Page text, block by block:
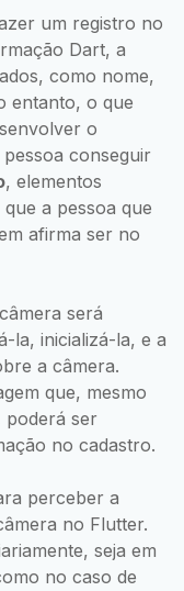
um registro no
Dart, a
como nome,
entanto, o que
o
conseguir
, elementos
a pessoa que
afirma ser no
será
la, inicializá-la, e a
a câmera.
que, mesmo
poderá ser
no cadastro.
perceber a
no Flutter.
seja em
no caso de